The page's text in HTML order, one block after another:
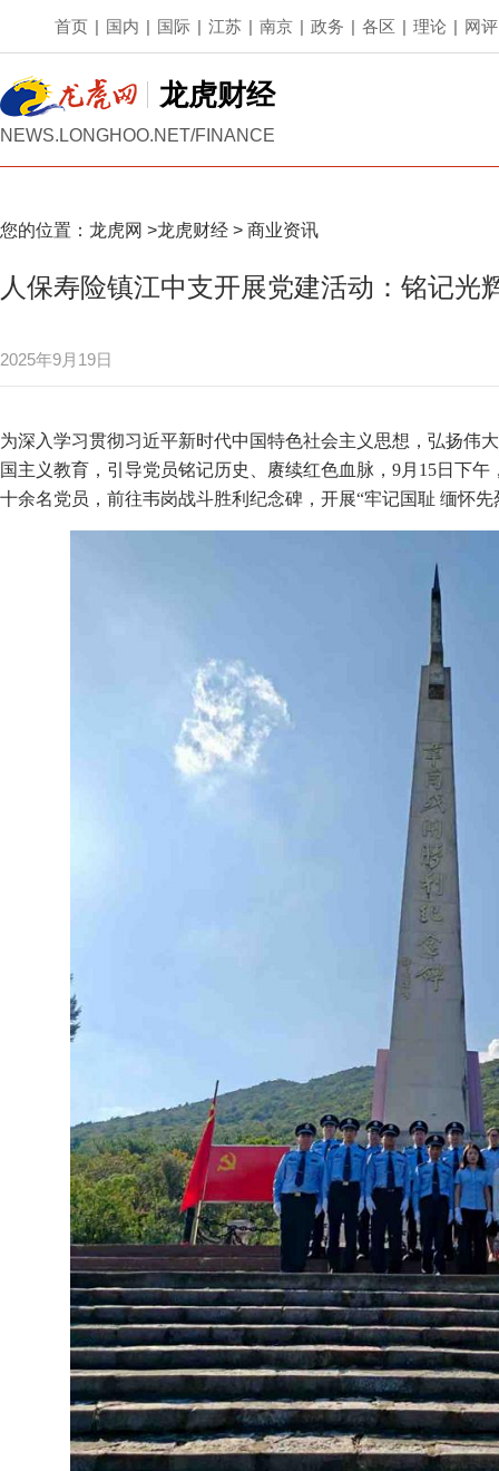
首页 | 国内 | 国际 | 江苏 | 南京 | 政务 | 各区 | 理论 | 网评
龙虎财经
NEWS.LONGHOO.NET/FINANCE
您的位置： 龙虎网 >龙虎财经 > 商业资讯
人保寿险镇江中支开展党建活动：铭记光
2025年9月19日
为深入学习贯彻习近平新时代中国特色社会主义思想，弘扬伟
国主义教育，引导党员铭记历史、赓续红色血脉，9月15日下
十余名党员，前往韦岗战斗胜利纪念碑，开展“牢记国耻 缅怀